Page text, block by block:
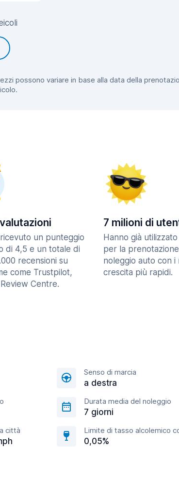
possono variare in base alla data della
un punteggio
di 4,5 e un totale di
recensioni su
come Trustpilot,
Centre.
7 milioni di
Hanno già
per la
noleggio auto con i
crescita più rapidi.
Senso di marcia
a destra
Durata media del noleggio
7 giorni
città Limite di tasso alcolemico
0,05%